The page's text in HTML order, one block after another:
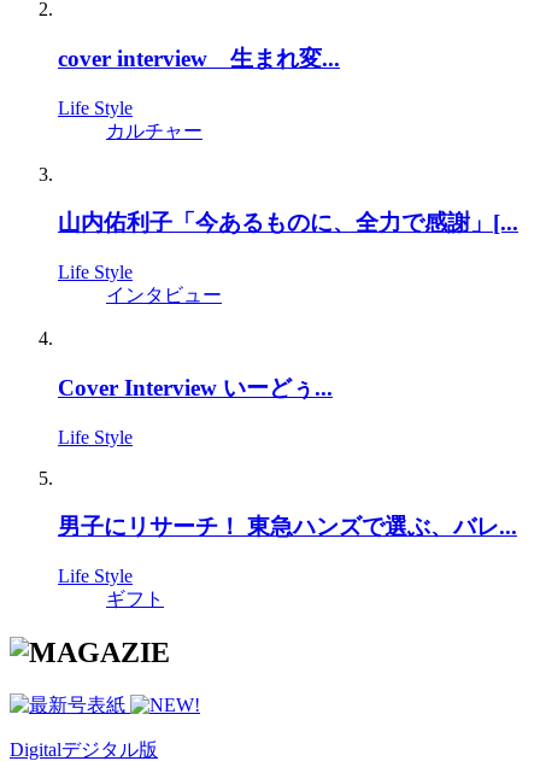
cover interview 生まれ変...
Life Style
カルチャー
山内佑利子「今あるものに、全力で感謝」[...
Life Style
インタビュー
Cover Interview いーどぅ...
Life Style
男子にリサーチ！ 東急ハンズで選ぶ、バレ...
Life Style
ギフト
Digitalデジタル版